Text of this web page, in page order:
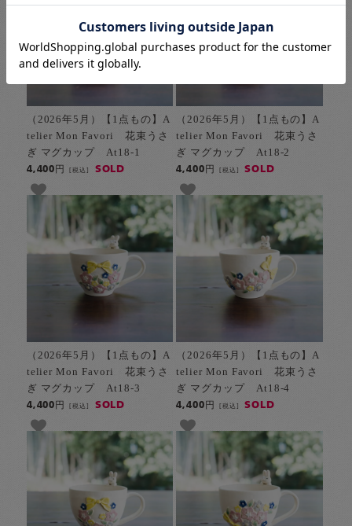
（2026年5月）【1点もの】A
telier Mon Favori 花束うさ
ぎ マグカップ At18-1
4,400円[税込] SOLD
（2026年5月）【1点もの】A
telier Mon Favori 花束うさ
ぎ マグカップ At18-2
4,400円 [税込] SOLD
（2026年5月）【1点もの】A
telier Mon Favori 花束うさ
ぎ マグカップ At18-3
4,400円[税込] SOLD
（2026年5月）【1点もの】A
telier Mon Favori 花束うさ
ぎ マグカップ At18-4
4,400円 [税込] SOLD